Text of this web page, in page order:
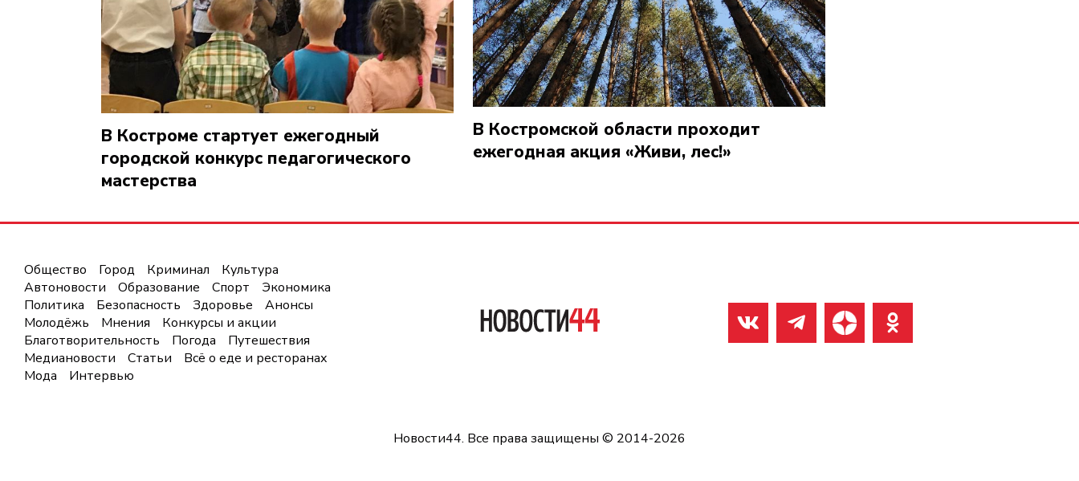
В Костроме стартует ежегодный
городской конкурс педагогического
мастерства
В Костромской области проходит
ежегодная акция «Живи, лес!»
Общество Город Криминал
Культура
Автоновости
Образование Спорт
Экономика
Политика
Безопасность Здоровье
Анонсы
Молодёжь
Мнения
Конкурсы и акции
Благотворительность
Погода
Путешествия
Медиановости
Статьи
Всё о еде и ресторанах
Мода
Интервью
Новости44. Все права защищены © 2014-2026